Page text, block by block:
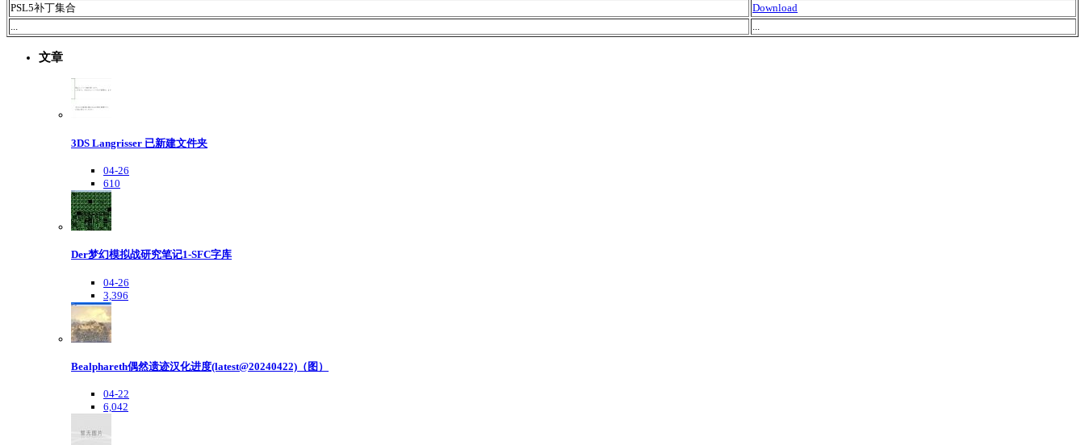
PSL5补丁集合
Download
...
...
文章
3DS Langrisser 已新建文件夹
04-26
610
Der梦幻模拟战研究笔记1-SFC字库
04-26
3,396
Bealphareth偶然遗迹汉化进度(latest@20240422)（图）
04-22
6,042